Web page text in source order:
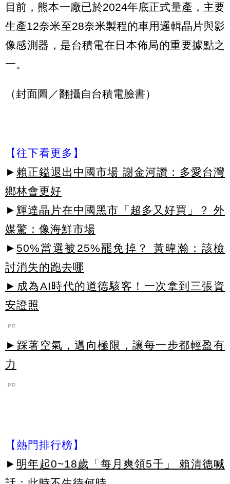
目前，熊本一廠已於2024年底正式量產，主要
生產12奈米至28奈米製程的車用邏輯晶片與影
像感測器，是台積電在日本佈局的重要據點之
一。
（封面圖／翻攝自台積電臉書）
【往下看更多】
► 賴正鎰退出中國市場 謝金河讚：多愛台灣
鄉林會更好
► 輝達晶片在中國黑市「超多又好買」？ 外
媒驚：像海鮮市場
► 50%當選被25%罷免掉？ 黃暐瀚：該檢
討消失的跑去哪
►成為AI時代的道德駭客！一次拿到三張資
安證照
PR
►踩著空氣，邁向極限，讓每一步都輕盈有
力
PR
【熱門排行榜】
► 明年起0~18歲「每月爽領5千」 賴清德喊